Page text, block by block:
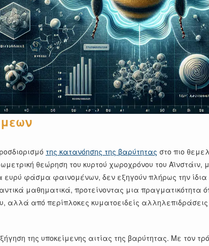
της κατανόησης της βαρύτητας στο πιο
θεώρηση του κυρτού χωροχρόνου του Αϊνστάιν,
φάσμα φαινομένων, δεν εξηγούν πλήρως την ίδια
μαθηματικά, προτείνοντας μια πραγματικότητα
από περίπλοκες κυματοειδείς
της υποκείμενης αιτίας της βαρύτητας. Με τον